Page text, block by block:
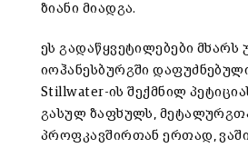
ზიანი მიადგა.
ეს გადაწყვეტილებები მხარს
იოჰანესბურგში
Stillwater-ის შექმნილ
გასულ ზაფხულს,
პროფკავშირთან ერთად,